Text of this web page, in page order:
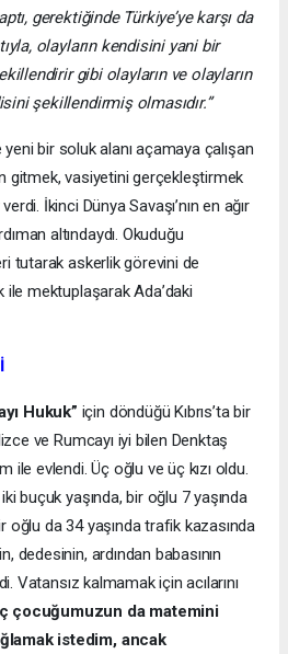
gerektiğinde Türkiye’ye karşı da
olayların kendisini yani bir
gibi olayların ve olayların
şekillendirmiş olmasıdır.”
bir soluk alanı açamaya çalışan
gitmek, vasiyetini gerçekleştirmek
İkinci Dünya Savaşı’nın en ağır
altındaydı. Okuduğu
tutarak askerlik görevini de
ile mektuplaşarak Ada’daki
Hukuk” için döndüğü Kıbrıs’ta bir
ve Rumcayı iyi bilen Denktaş
ile evlendi. Üç oğlu ve üç kızı oldu.
buçuk yaşında, bir oğlu 7 yaşında
oğlu da 34 yaşında trafik kazasında
dedesinin, ardından babasının
Vatansız kalmamak için acılarını
çocuğumuzun da matemini
istedim, ancak